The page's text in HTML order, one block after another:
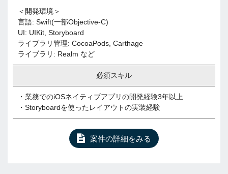
＜開発環境＞
言語: Swift(一部Objective-C)
UI: UIKit, Storyboard
ライブラリ管理: CocoaPods, Carthage
ライブラリ: Realm など
必須スキル
・業務でのiOSネイティブアプリの開発経験3年以上
・Storyboardを使ったレイアウトの実装経験
案件の詳細をみる